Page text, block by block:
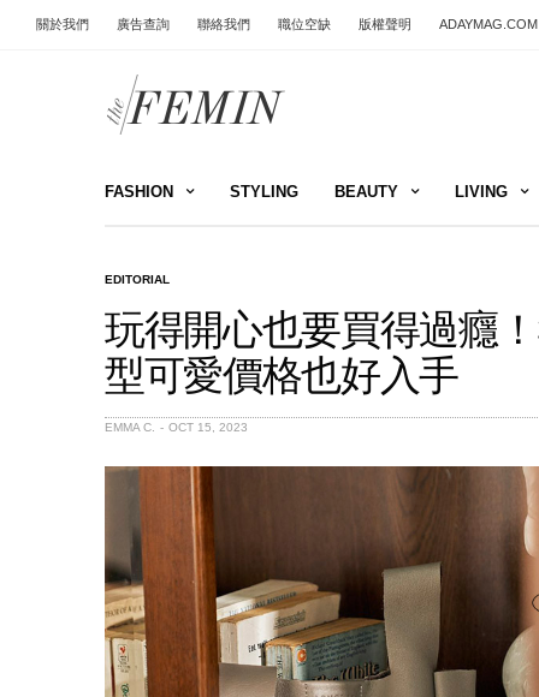
關於我們 廣告查詢 聯絡我們 職位空缺 版權聲明 ADAYMAG.COM
FASHION STYLING BEAUTY LIVING
EDITORIAL
玩得開心也要買得過癮
型可愛價格也好入手
EMMA C. OCT 15, 2023